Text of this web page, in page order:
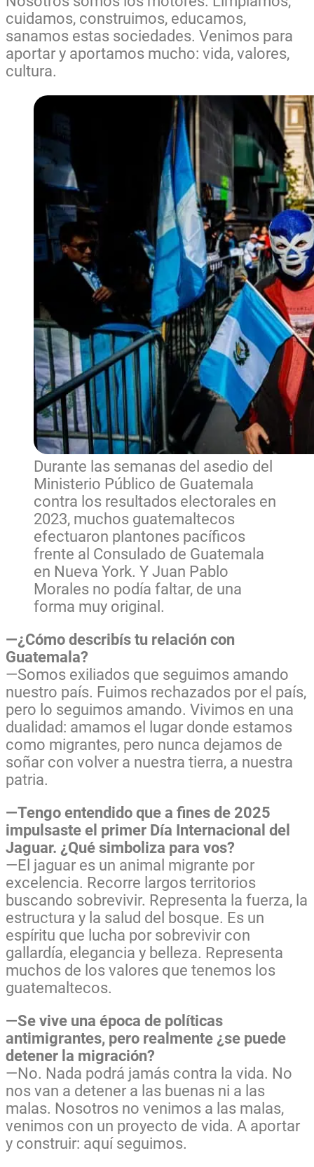
cuidamos, construimos, educamos,
sanamos estas sociedades. Venimos para
aportar y aportamos mucho: vida, valores,
cultura.
Durante las semanas del asedio del
Ministerio Público de Guatemala
contra los resultados electorales en
2023, muchos guatemaltecos
efectuaron plantones pacíficos
frente al Consulado de Guatemala
en Nueva York. Y Juan Pablo
Morales no podía faltar, de una
forma muy original.
—¿Cómo describís tu relación con
Guatemala?
—Somos exiliados que seguimos amando
nuestro país. Fuimos rechazados por el país,
pero lo seguimos amando. Vivimos en una
dualidad: amamos el lugar donde estamos
como migrantes, pero nunca dejamos de
soñar con volver a nuestra tierra, a nuestra
patria.
—Tengo entendido que a fines de 2025
impulsaste el primer Día Internacional del
Jaguar. ¿Qué simboliza para vos?
—El jaguar es un animal migrante por
excelencia. Recorre largos territorios
buscando sobrevivir. Representa la fuerza, la
estructura y la salud del bosque. Es un
espíritu que lucha por sobrevivir con
gallardía, elegancia y belleza. Representa
muchos de los valores que tenemos los
guatemaltecos.
—Se vive una época de políticas
antimigrantes, pero realmente ¿se puede
detener la migración?
—No. Nada podrá jamás contra la vida. No
nos van a detener a las buenas ni a las
malas. Nosotros no venimos a las malas,
venimos con un proyecto de vida. A aportar
y construir: aquí seguimos.